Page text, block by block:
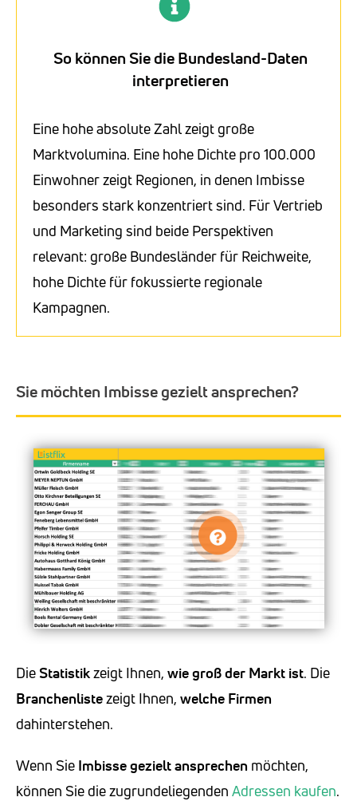
So können Sie die Bundesland-Daten
interpretieren
Eine hohe absolute Zahl zeigt große
Marktvolumina. Eine hohe Dichte pro 100.000
Einwohner zeigt Regionen, in denen Imbisse
besonders stark konzentriert sind. Für Vertrieb
und Marketing sind beide Perspektiven
relevant: große Bundesländer für Reichweite,
hohe Dichte für fokussierte regionale
Kampagnen.
Sie möchten Imbisse gezielt ansprechen?
DieStatistikzeigt Ihnen, wie groß der Markt ist. Die
Branchenlistezeigt Ihnen, welche Firmen
dahinterstehen.
Wenn Sie Imbissegezielt ansprechen möchten,
können Sie die zugrundeliegenden Adressen kaufen.